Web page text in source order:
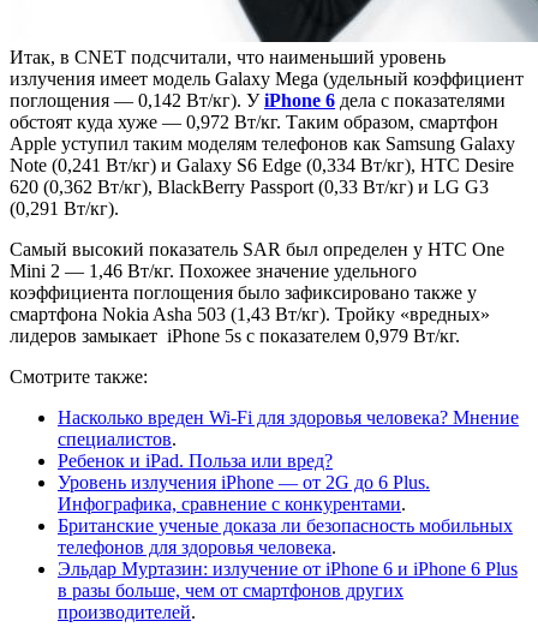
Итак, в CNET подсчитали, что наименьший уровень
излучения имеет модель Galaxy Mega (удельный коэффициент
поглощения — 0,142 Вт/кг). УiPhone 6 дела с показателями
обстоят куда хуже — 0,972 Вт/кг. Таким образом, смартфон
Apple уступил таким моделям телефонов как Samsung Galaxy
Note (0,241 Вт/кг) и Galaxy S6 Edge (0,334 Вт/кг), HTC Desire
620 (0,362 Вт/кг), BlackBerry Passport (0,33 Вт/кг) и LG G3
(0,291 Вт/кг).
Самый высокий показатель SAR был определен у HTC One
Mini 2 — 1,46 Вт/кг. Похожее значение удельного
коэффициента поглощения было зафиксировано также у
смартфона Nokia Asha 503 (1,43 Вт/кг). Тройку «вредных»
лидеров замыкает iPhone 5s с показателем 0,979 Вт/кг.
Смотрите также:
Насколько вреден Wi-Fi для здоровья человека? Мнение
специалистов.
Ребенок и iPad. Польза или вред?
Уровень излучения iPhone — от 2G до 6 Plus.
Инфографика, сравнение с конкурентами.
Британские ученые доказа ли безопасность мобильных
телефонов для здоровья человека.
Эльдар Муртазин: излучение от iPhone 6 и iPhone 6 Plus
в разы больше, чем от смартфонов других
производителей.